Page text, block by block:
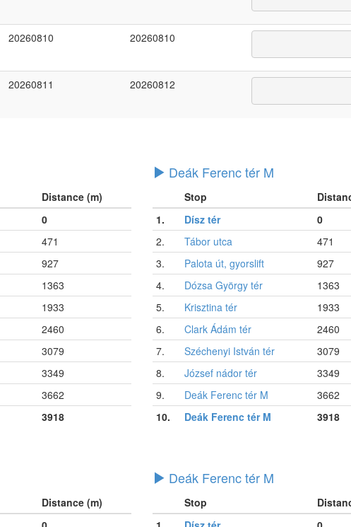
20260810 20260810
20260811 20260812
Distance (m)
0
471
927
1363
1933
2460
3079
3349
3662
3918
Deák Ferenc tér M
Stop
1.
Dísz tér
0
2.
Tábor utca
471
3.
Palota út, gyorslift
927
4.
Dózsa György tér
1363
5.
Krisztina tér
1933
6.
Clark Ádám tér
2460
7.
Széchenyi István tér
3079
8.
József nádor tér
3349
9.
Deák Ferenc tér M
3662
10.
Deák Ferenc tér M 3918
Distance (m)
Deák Ferenc tér M
Stop